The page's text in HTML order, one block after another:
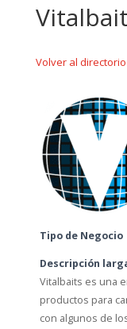
Volver al directorio
Tipo de Negocio
Descripción
Vitalbaits es una
productos para
con algunos de